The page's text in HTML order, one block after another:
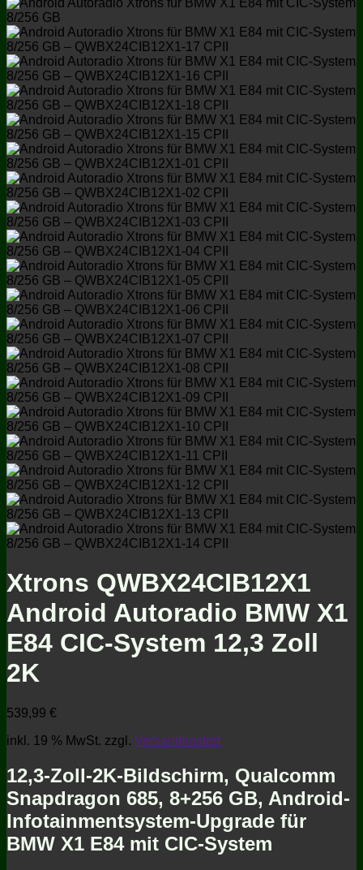
Xtrons QWBX24CIB12X1
Android Autoradio BMW X1
E84 CIC-System 12,3 Zoll
2K
539,99 €
inkl. 19 % MwSt. zzgl. Versandkosten
12,3-Zoll-2K-Bildschirm, Qualcomm
Snapdragon 685, 8+256 GB, Android-
Infotainmentsystem-Upgrade für
BMW X1 E84 mit CIC-System